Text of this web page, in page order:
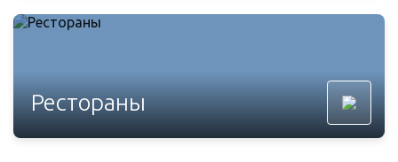
Рестораны